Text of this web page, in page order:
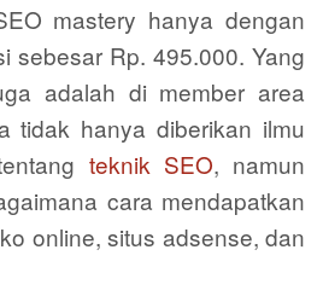
mastery hanya dengan
sebesar Rp. 495.000. Yang
adalah di member area
tidak hanya diberikan ilmu
teknik SEO, namun
cara mendapatkan
online, situs adsense, dan